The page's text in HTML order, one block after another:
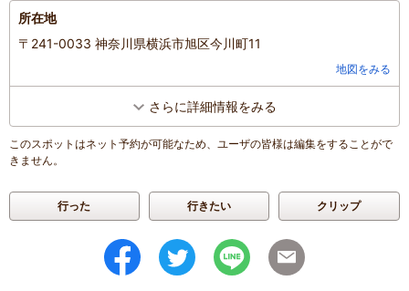
子どもの年齢
人数：3人～5人
投稿日： 2024年3月19日
人数：未設定
投稿日：2024年1月28日
所在地
〒241-0033 神奈川県横浜市旭区今川町11
地図をみる
さらに詳細情報をみる
このスポットはネット予約が可能なため、ユーザの皆様は編集をすることがで
きません。
行った 行きたい クリップ